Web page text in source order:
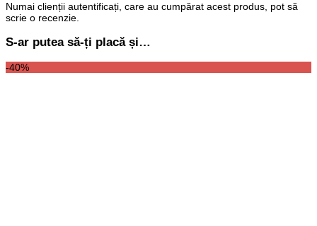
Numai clienții autentificați, care au cumpărat acest produs, pot să
scrie o recenzie.
S-ar putea să-ți placă și…
-40%